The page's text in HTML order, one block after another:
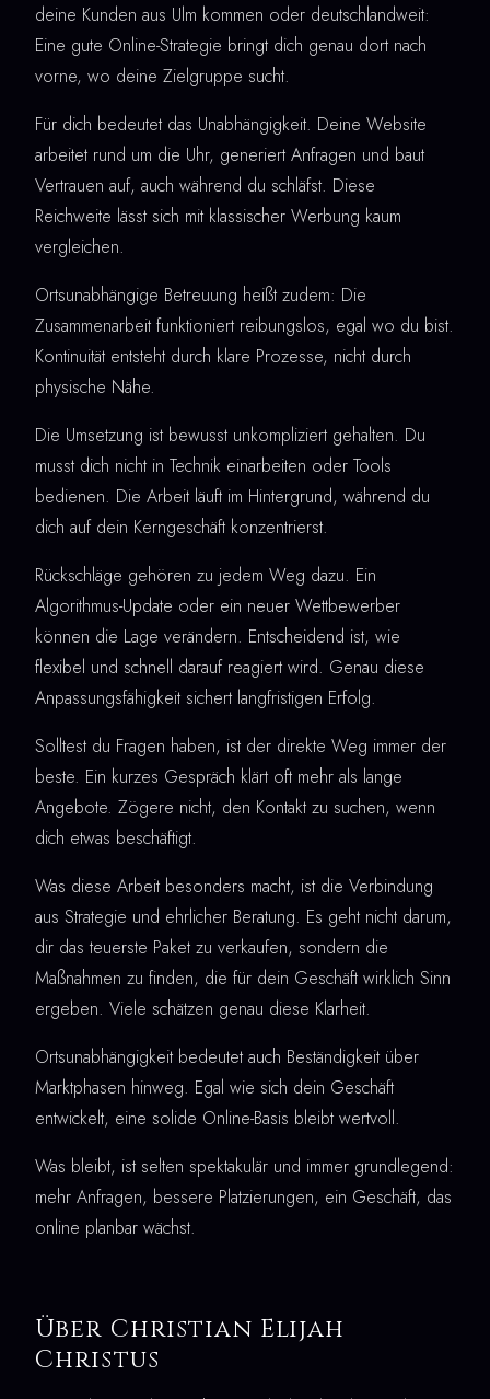
deine Kunden aus Ulm kommen oder deutschlandweit:
Eine gute Online-Strategie bringt dich genau dort nach
vorne, wo deine Zielgruppe sucht.
Für dich bedeutet das Unabhängigkeit. Deine Website
arbeitet rund um die Uhr, generiert Anfragen und baut
Vertrauen auf, auch während du schläfst. Diese
Reichweite lässt sich mit klassischer Werbung kaum
vergleichen.
Ortsunabhängige Betreuung heißt zudem: Die
Zusammenarbeit funktioniert reibungslos, egal wo du bist.
Kontinuität entsteht durch klare Prozesse, nicht durch
physische Nähe.
Die Umsetzung ist bewusst unkompliziert gehalten. Du
musst dich nicht in Technik einarbeiten oder Tools
bedienen. Die Arbeit läuft im Hintergrund, während du
dich auf dein Kerngeschäft konzentrierst.
Rückschläge gehören zu jedem Weg dazu. Ein
Algorithmus-Update oder ein neuer Wettbewerber
können die Lage verändern. Entscheidend ist, wie
flexibel und schnell darauf reagiert wird. Genau diese
Anpassungsfähigkeit sichert langfristigen Erfolg.
Solltest du Fragen haben, ist der direkte Weg immer der
beste. Ein kurzes Gespräch klärt oft mehr als lange
Angebote. Zögere nicht, den Kontakt zu suchen, wenn
dich etwas beschäftigt.
Was diese Arbeit besonders macht, ist die Verbindung
aus Strategie und ehrlicher Beratung. Es geht nicht darum,
dir das teuerste Paket zu verkaufen, sondern die
Maßnahmen zu finden, die für dein Geschäft wirklich Sinn
ergeben. Viele schätzen genau diese Klarheit.
Ortsunabhängigkeit bedeutet auch Beständigkeit über
Marktphasen hinweg. Egal wie sich dein Geschäft
entwickelt, eine solide Online-Basis bleibt wertvoll.
Was bleibt, ist selten spektakulär und immer grundlegend:
mehr Anfragen, bessere Platzierungen, ein Geschäft, das
online planbar wächst.
Über Christian Elijah
Christus